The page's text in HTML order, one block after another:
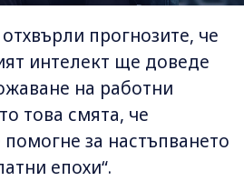
прогнозите, че
интелект ще доведе
на работни
това смята, че
за настъпването
епохи“.